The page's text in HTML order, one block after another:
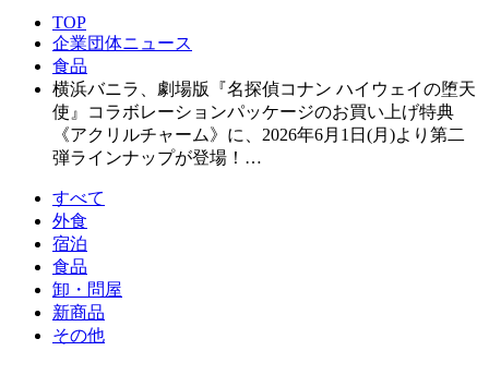
TOP
企業団体ニュース
食品
横浜バニラ、劇場版『名探偵コナン ハイウェイの堕天
使』コラボレーションパッケージのお買い上げ特典
《アクリルチャーム》に、2026年6月1日(月)より第二
弾ラインナップが登場！…
すべて
外食
宿泊
食品
卸・問屋
新商品
その他